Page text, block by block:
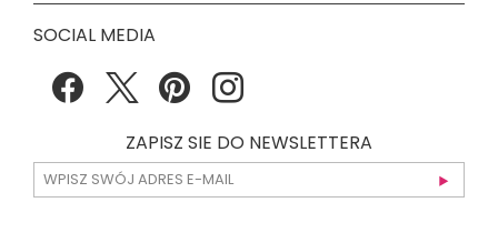
SOCIAL MEDIA
ZAPISZ SIE DO NEWSLETTERA